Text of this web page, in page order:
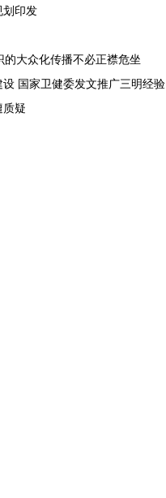
划印发
的大众化传播不必正襟危坐
国家卫健委发文推广三明经验
质疑